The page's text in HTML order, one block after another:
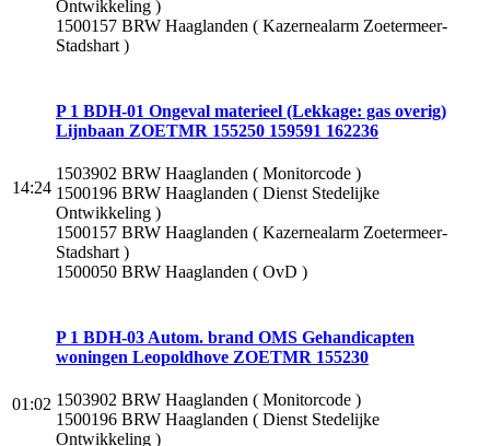
Ontwikkeling )
1500157 BRW Haaglanden ( Kazernealarm Zoetermeer-
Stadshart )
14:24
P 1 BDH-01 Ongeval materieel (Lekkage: gas overig)
Lijnbaan ZOETMR 155250 159591 162236
1503902 BRW Haaglanden ( Monitorcode )
1500196 BRW Haaglanden ( Dienst Stedelijke
Ontwikkeling )
1500157 BRW Haaglanden ( Kazernealarm Zoetermeer-
Stadshart )
1500050 BRW Haaglanden ( OvD )
01:02
P 1 BDH-03 Autom. brand OMS Gehandicapten
woningen Leopoldhove ZOETMR 155230
1503902 BRW Haaglanden ( Monitorcode )
1500196 BRW Haaglanden ( Dienst Stedelijke
Ontwikkeling )